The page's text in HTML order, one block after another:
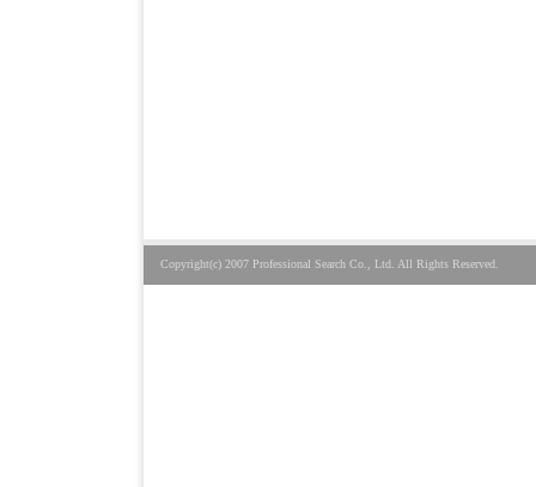
Copyright(c) 2007 Professional Search Co., Ltd. All Rights Reserved.